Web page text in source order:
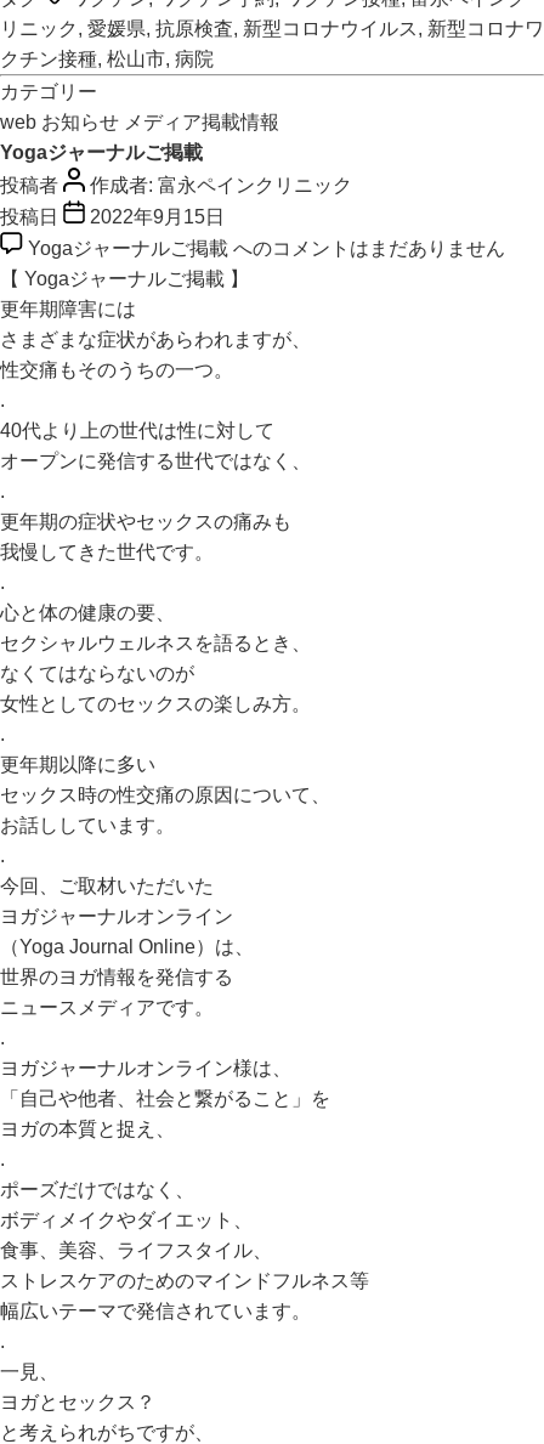
リニック , 愛媛県, 抗原検査, 新型コロナウイルス, 新型コロナワ
クチン接種, 松山市, 病院
カテゴリー
web お知らせ メディア掲載情報
Yogaジャーナルご掲載
投稿者
作成者: 富永ペインクリニック
投稿日
2022年9月15日
Yogaジャーナルご掲載 へのコメントはまだありません
【 Yogaジャーナルご掲載 】
更年期障害には
さまざまな症状があらわれますが、
性交痛もそのうちの一つ。
.
40代より上の世代は性に対して
オープンに発信する世代ではなく、
.
更年期の症状やセックスの痛みも
我慢してきた世代です。
.
心と体の健康の要、
セクシャルウェルネスを語るとき、
なくてはならないのが
女性としてのセックスの楽しみ方。
.
更年期以降に多い
セックス時の性交痛の原因について、
お話ししています。
.
今回、ご取材いただいた
ヨガジャーナルオンライン
（Yoga Journal Online）は、
世界のヨガ情報を発信する
ニュースメディアです。
.
ヨガジャーナルオンライン様は、
「自己や他者、社会と繋がること」を
ヨガの本質と捉え、
.
ポーズだけではなく、
ボディメイクやダイエット、
食事、美容、ライフスタイル、
ストレスケアのためのマインドフルネス等
幅広いテーマで発信されています。
.
一見、
ヨガとセックス？
と考えられがちですが、